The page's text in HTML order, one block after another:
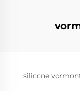
silicone